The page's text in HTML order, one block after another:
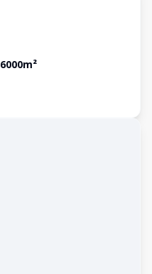
6000m²